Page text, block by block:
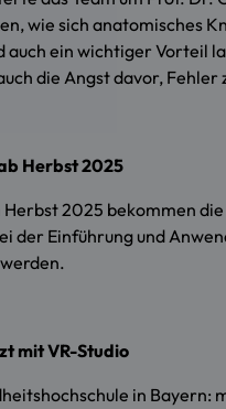
wie sich anatomisches
ein wichtiger Vorteil
die Angst davor,
Herbst 2025
2025 bekommen
der Einführung und
mit VR-Studio
in Bayern: